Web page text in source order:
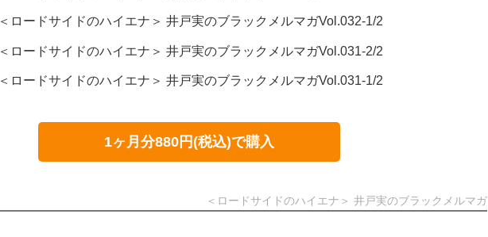
＜ロードサイドのハイエナ＞ 井戸実のブラックメルマガVol.032-1/2
＜ロードサイドのハイエナ＞ 井戸実のブラックメルマガVol.031-2/2
＜ロードサイドのハイエナ＞ 井戸実のブラックメルマガVol.031-1/2
1ヶ月分880円(税込)で購入
＜ロードサイドのハイエナ＞ 井戸実のブラックメルマガ